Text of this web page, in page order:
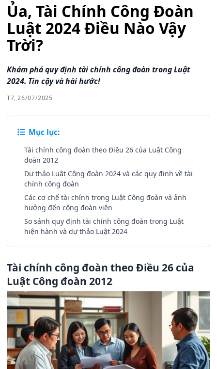
Ủa, Tài Chính Công Đoàn
Luật 2024 Điều Nào Vậy
Trời?
Khám phá quy định tài chính công đoàn trong Luật
2024. Tin cậy và hài hước!
T7, 26/07/2025
Mục lục:
Tài chính công đoàn theo Điều 26 của Luật Công
đoàn 2012
Dự thảo Luật Công đoàn 2024 và các quy định về tài
chính công đoàn
Các cơ chế tài chính trong Luật Công đoàn và ảnh
hưởng đến công đoàn viên
So sánh quy định tài chính công đoàn trong Luật
hiện hành và dự thảo Luật 2024
Tài chính công đoàn theo Điều 26 của
Luật Công đoàn 2012